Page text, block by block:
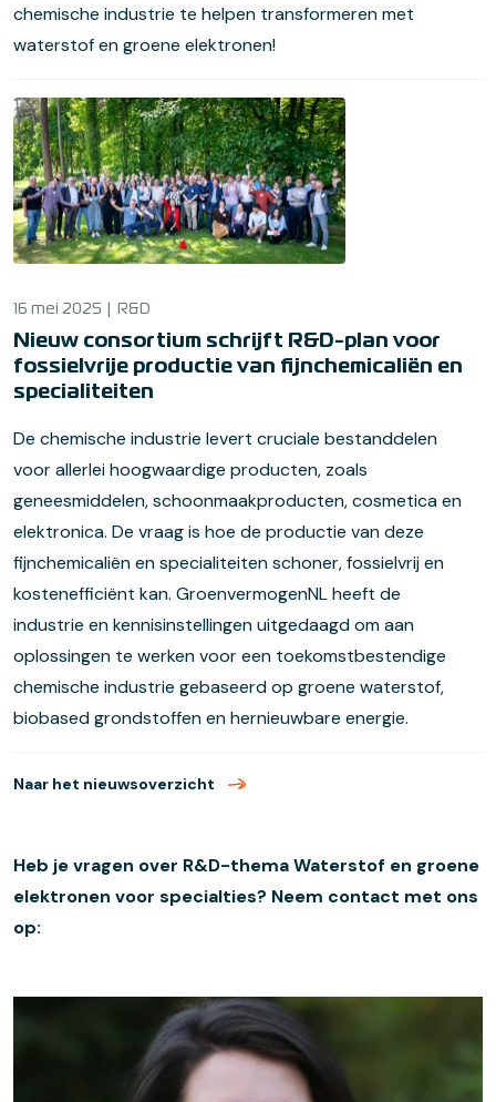
chemische industrie te helpen transformeren met
waterstof en groene elektronen!
16 mei 2025 R&D
Nieuw consortium schrijft R&D-plan voor
fossielvrije productie van fijnchemicaliën en
specialiteiten
De chemische industrie levert cruciale bestanddelen
voor allerlei hoogwaardige producten, zoals
geneesmiddelen, schoonmaakproducten, cosmetica en
elektronica. De vraag is hoe de productie van deze
fijnchemicaliën en specialiteiten schoner, fossielvrij en
kostenefficiënt kan. GroenvermogenNL heeft de
industrie en kennisinstellingen uitgedaagd om aan
oplossingen te werken voor een toekomstbestendige
chemische industrie gebaseerd op groene waterstof,
biobased grondstoffen en hernieuwbare energie.
Naar het nieuwsoverzicht
Heb je vragen over R&D-thema Waterstof en groene
elektronen voor specialties? Neem contact met ons
op: